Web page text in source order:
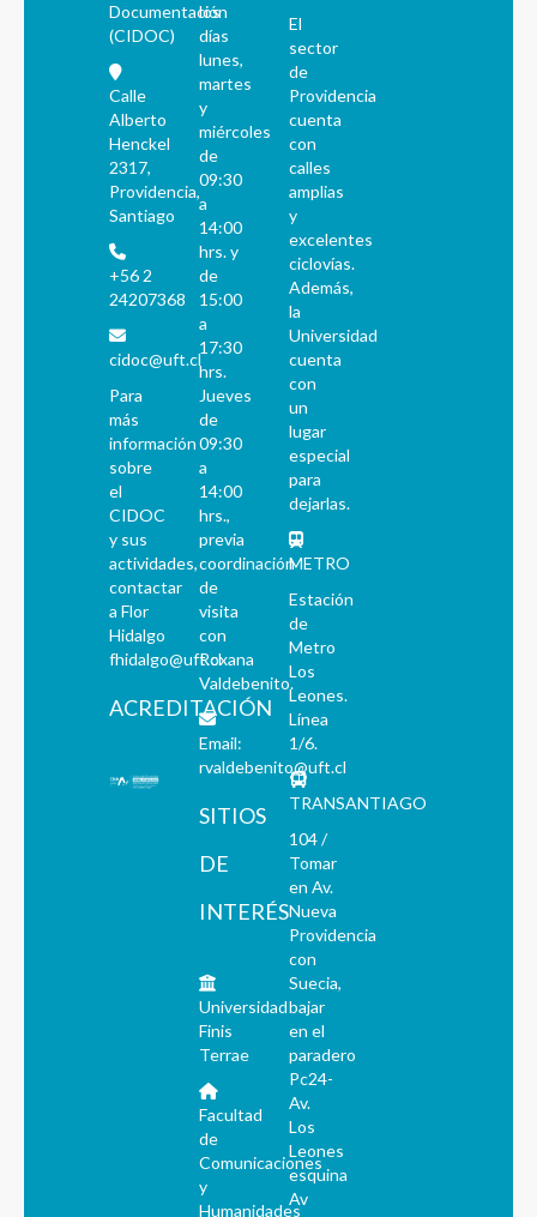
Documentación
(CIDOC)
Calle
Alberto
Henckel
2317,
Providencia,
Santiago
+56 2
24207368
cidoc@uft.cl
Para
más
información
sobre
el
CIDOC
y sus
actividades,
contactar
a Flor
Hidalgo
fhidalgo@uft.cl
ACREDITACIÓN
los
días
lunes,
martes
y
miércoles
de
09:30
a
14:00
hrs. y
de
15:00
a
17:30
hrs.
Jueves
de
09:30
a
14:00
hrs.,
previa
coordinación
de
visita
con
Roxana
Valdebenito.
Email:
rvaldebenito@uft.cl
SITIOS
DE
INTERÉS
Universidad
Finis
Terrae
Facultad
de
Comunicaciones
y
Humanidades
El
sector
de
Providencia
cuenta
con
calles
amplias
y
excelentes
ciclovías.
Además,
la
Universidad
cuenta
con
un
lugar
especial
para
dejarlas.
METRO
Estación
de
Metro
Los
Leones.
Línea
1/6.
TRANSANTIAGO
104 /
Tomar
en Av.
Nueva
Providencia
con
Suecia,
bajar
en el
paradero
Pc24-
Av.
Los
Leones
esquina
Av